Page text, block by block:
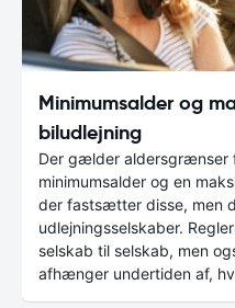
Minimumsalder og
biludlejning
Der gælder aldersgrænser
minimumsalder og en
der fastsætter disse, men
udlejningsselskaber.
selskab til selskab, men
afhænger undertiden af,